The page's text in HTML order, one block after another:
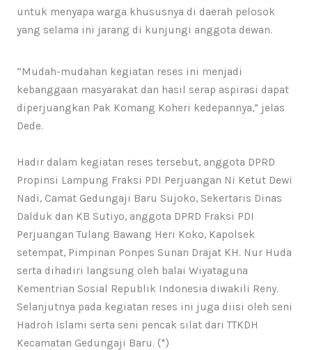
untuk menyapa warga khususnya di daerah pelosok
yang selama ini jarang di kunjungi anggota dewan.
“Mudah-mudahan kegiatan reses ini menjadi
kebanggaan masyarakat dan hasil serap aspirasi dapat
diperjuangkan Pak Komang Koheri kedepannya,” jelas
Dede.
Hadir dalam kegiatan reses tersebut, anggota DPRD
Propinsi Lampung Fraksi PDI Perjuangan Ni Ketut Dewi
Nadi, Camat Gedungaji Baru Sujoko, Sekertaris Dinas
Dalduk dan KB Sutiyo, anggota DPRD Fraksi PDI
Perjuangan Tulang Bawang Heri Koko, Kapolsek
setempat, Pimpinan Ponpes Sunan Drajat KH. Nur Huda
serta dihadiri langsung oleh balai Wiyataguna
Kementrian Sosial Republik Indonesia diwakili Reny.
Selanjutnya pada kegiatan reses ini juga diisi oleh seni
Hadroh Islami serta seni pencak silat dari TTKDH
Kecamatan Gedungaji Baru. (*)